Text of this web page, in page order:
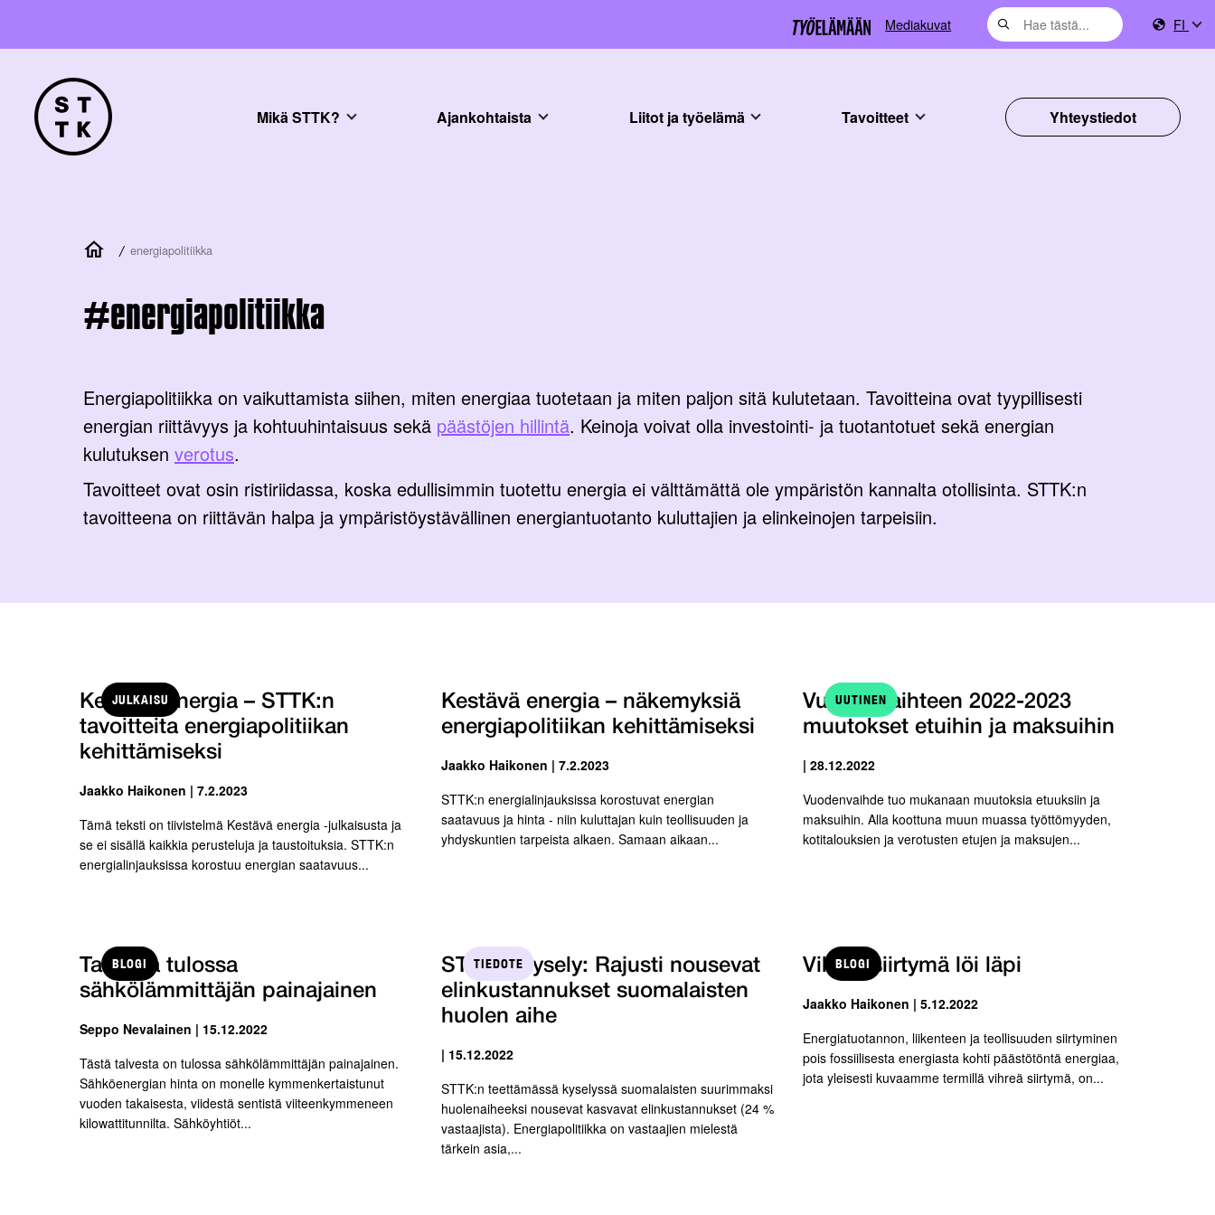
Mediakuvat FI
Mikä STTK? Ajankohtaista Liitot ja työelämä Tavoitteet Yhteystiedot
/ energiapolitiikka
energiapolitiikka
Energiapolitiikka on vaikuttamista siihen, miten energiaa tuotetaan ja miten paljon sitä kulutetaan. Tavoitteina ovat tyypillisesti
energian riittävyys ja kohtuuhintaisuus sekä päästöjen hillintä. Keinoja voivat olla investointi- ja tuotantotuet sekä energian
kulutuksen verotus.
Tavoitteet ovat osin ristiriidassa, koska edullisimmin tuotettu energia ei välttämättä ole ympäristön kannalta otollisinta. STTK:n
tavoitteena on riittävän halpa ja ympäristöystävällinen energiantuotanto kuluttajien ja elinkeinojen tarpeisiin.
JULKAISU
Kestävä energia – STTK:n
tavoitteita energiapolitiikan
kehittämiseksi
Jaakko Haikonen | 7.2.2023
Tämä teksti on tiivistelmä Kestävä energia -julkaisusta ja
se ei sisällä kaikkia perusteluja ja taustoituksia. STTK:n
energialinjauksissa korostuu energian saatavuus...
Kestävä energia – näkemyksiä
energiapolitiikan kehittämiseksi
Jaakko Haikonen | 7.2.2023
STTK:n energialinjauksissa korostuvat energian
saatavuus ja hinta - niin kuluttajan kuin teollisuuden ja
yhdyskuntien tarpeista alkaen. Samaan aikaan...
UUTINEN
Vuodenvaihteen 2022-2023
muutokset etuihin ja maksuihin
| 28.12.2022
Vuodenvaihde tuo mukanaan muutoksia etuuksiin ja
maksuihin. Alla koottuna muun muassa työttömyyden,
kotitalouksien ja verotusten etujen ja maksujen...
BLOGI
Talvesta tulossa
sähkölämmittäjän painajainen
Seppo Nevalainen | 15.12.2022
Tästä talvesta on tulossa sähkölämmittäjän painajainen.
Sähköenergian hinta on monelle kymmenkertaistunut
vuoden takaisesta, viidestä sentistä viiteenkymmeneen
kilowattitunnilta. Sähköyhtiöt...
TIEDOTE
STTK:n kysely: Rajusti nousevat
elinkustannukset suomalaisten
huolen aihe
| 15.12.2022
STTK:n teettämässä kyselyssä suomalaisten suurimmaksi
huolenaiheeksi nousevat kasvavat elinkustannukset (24 %
vastaajista). Energiapolitiikka on vastaajien mielestä
tärkein asia,...
BLOGI
Vihreä siirtymä löi läpi
Jaakko Haikonen | 5.12.2022
Energiatuotannon, liikenteen ja teollisuuden siirtyminen
pois fossiilisesta energiasta kohti päästötöntä energiaa,
jota yleisesti kuvaamme termillä vihreä siirtymä, on...